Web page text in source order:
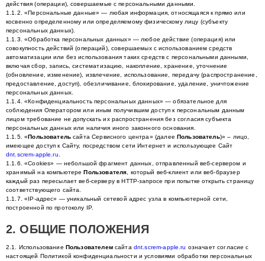
действия (операции), совершаемые с персональными данными.
1.1.2. «Персональные данные» — любая информация, относящаяся к прямо или
косвенно определенному или определяемому физическому лицу (субъекту
персональных данных).
1.1.3. «Обработка персональных данных» — любое действие (операция) или
совокупность действий (операций), совершаемых с использованием средств
автоматизации или без использования таких средств с персональными данными,
включая сбор, запись, систематизацию, накопление, хранение, уточнение
(обновление, изменение), извлечение, использование, передачу (распространение,
предоставление, доступ), обезличивание, блокирование, удаление, уничтожение
персональных данных.
1.1.4. «Конфиденциальность персональных данных» — обязательное для
соблюдения Оператором или иным получившим доступ к персональным данным
лицом требование не допускать их распространения без согласия субъекта
персональных данных или наличия иного законного основания.
1.1.5. «Пользователь сайта Сервисного центра» (далее Пользователь)» – лицо,
имеющее доступ к Сайту, посредством сети Интернет и использующее Сайт
dnt.screm-apple.ru
1.1.6. «Cookies» — небольшой фрагмент данных, отправленный веб-сервером и
хранимый на компьютереПользователя , который веб-клиент или веб-браузер
каждый раз пересылает веб-серверу в HTTP-запросе при попытке открыть страницу
соответствующего сайта.
1.1.7. «IP-адрес» — уникальный сетевой адрес узла в компьютерной сети,
построенной по протоколу IP.
2. ОБЩИЕ ПОЛОЖЕНИЯ
2.1. Использование Пользователемсайта dnt.screm-apple.ru означает согласие с
настоящей Политикой конфиденциальности и условиями обработки персональных